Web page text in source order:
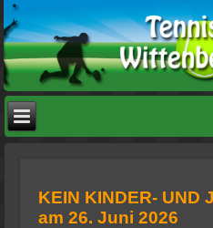
KEIN KINDER- UND
am 26. Juni 2026